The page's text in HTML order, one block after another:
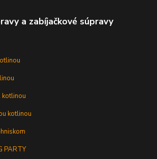
a zabíjačkové súpravy
kotlinou
kotlinou
PARTY